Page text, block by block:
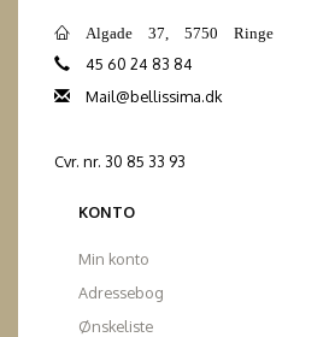
Algade 37, 5750 Ringe
45 60 24 83 84
Mail@bellissima.dk
Cvr. nr. 30 85 33 93
KONTO
Min konto
Adressebog
Ønskeliste